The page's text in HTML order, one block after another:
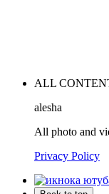
ALL
alesha
All photo and
Privacy Policy